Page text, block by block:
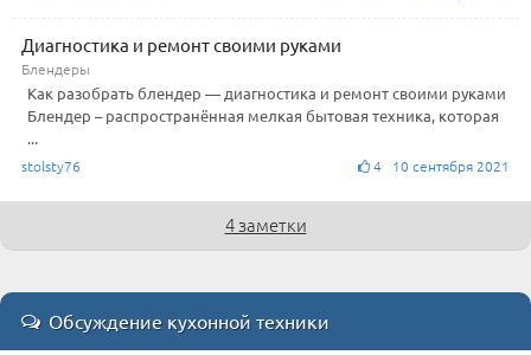
Диагностика и ремонт своими руками
Блендеры
Как разобрать блендер — диагностика и ремонт своими руками
Блендер – распространённая мелкая бытовая техника, которая
...
stolsty76 4 10 сентября 2021
4 заметки
Обсуждение кухонной техники